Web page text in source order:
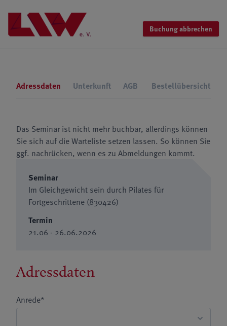
Buchung abbrechen
Adressdaten Unterkunft AGB Bestellübersicht
Das Seminar ist nicht mehr buchbar, allerdings können
Sie sich auf die Warteliste setzen lassen. So können Sie
ggf. nachrücken, wenn es zu Abmeldungen kommt.
Seminar
Im Gleichgewicht sein durch Pilates für
Fortgeschrittene (830426)
Termin
21.06 - 26.06.2026
Adressdaten
Anrede*